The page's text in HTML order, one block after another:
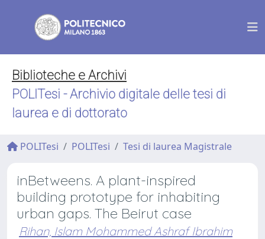
Biblioteche e Archivi
POLITesi - Archivio digitale delle tesi di
laurea e di dottorato
POLITesi POLITesi Tesi di laurea Magistrale
inBetweens. A plant-inspired
building prototype for inhabiting
urban gaps. The Beirut case
Rihan, Islam Mohammed Ashraf Ibrahim